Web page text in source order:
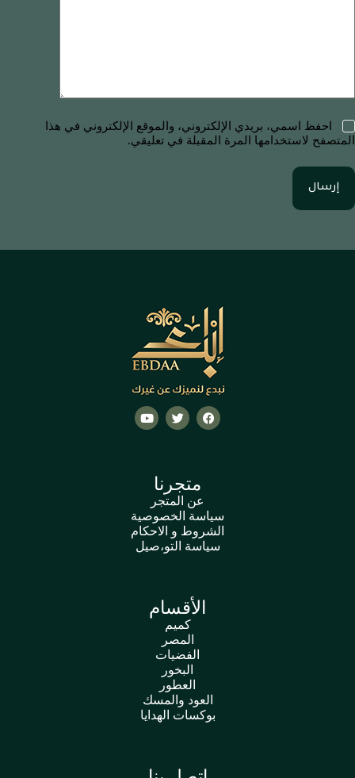
احفظ اسمي، بريدي الإلكتروني، والموقع الإلكتروني في هذا
المتصفح لاستخدامها المرة المقبلة في تعليقي.
إرسال
متجرنا
عن المتجر
سياسة الخصوصية
الشروط و الاحكام
سياسة التو،صيل
الأقسام
كميم
المصر
الفضيات
البخور
العطور
العود والمسك
بوكسات الهدايا